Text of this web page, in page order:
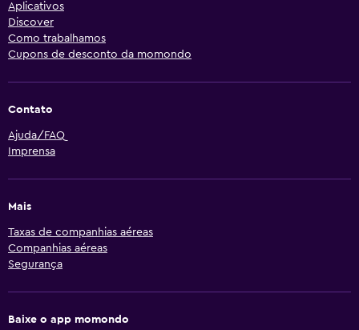
Aplicativos
Discover
Como trabalhamos
Cupons de desconto da momondo
Contato
Ajuda/FAQ
Imprensa
Mais
Taxas de companhias aéreas
Companhias aéreas
Segurança
Baixe o app momondo